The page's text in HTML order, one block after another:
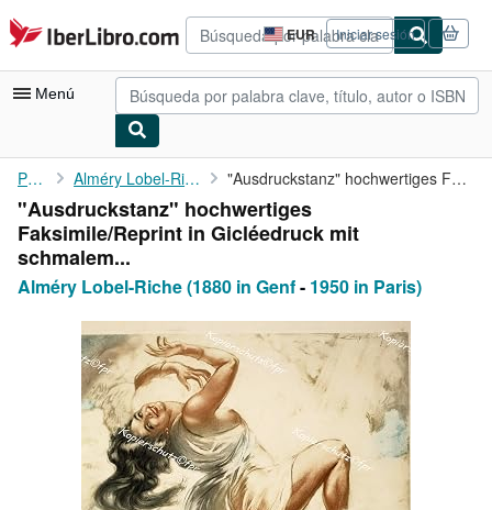
Pasar al contenido principal
IberLibro.com EUR
Preferencias
de
compra
del
Iniciar sesión
Menú
Mi cuenta
Consultar mis pedidos
Búsqueda avanzada
Colecciones
Libros antiguos
Arte y coleccionismo
Vendedores
Comenzar a vender
Portada Alméry Lobel-Riche (1880 in Genf "Ausdruckstanz" hochwertiges Faksimile/Reprint in Gicléedruck ...
"Ausdruckstanz" hochwertiges
Faksimile/Reprint in Gicléedruck mit
schmalem...
Alméry Lobel-Riche (1880 in Genf- 1950 in Paris)